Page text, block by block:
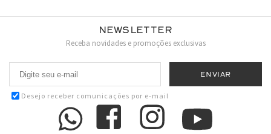
Newsletter
Receba novidades e promoções exclusivas
Desejo receber comunicações por e-mail